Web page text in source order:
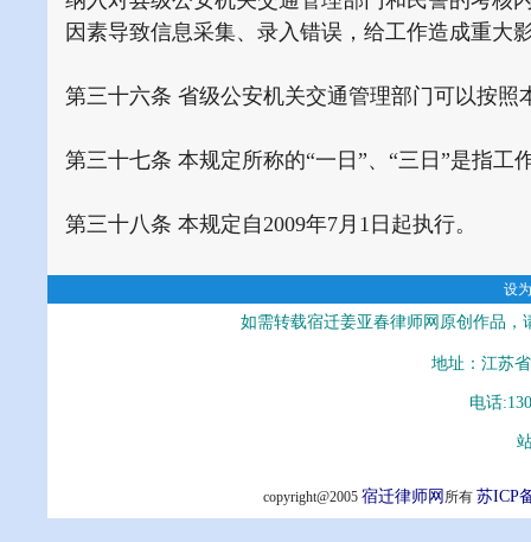
因素导致信息采集、录入错误，给工作造成重大
第三十六条 省级公安机关交通管理部门可以按
第三十七条 本规定所称的“一日”、“三日”是指工
第三十八条 本规定自2009年7月1日起执行。
设
如需转载宿迁姜亚春律师网原创作品
地址：江苏
电话
copyright@2005 宿迁律师网 所有 苏ICP